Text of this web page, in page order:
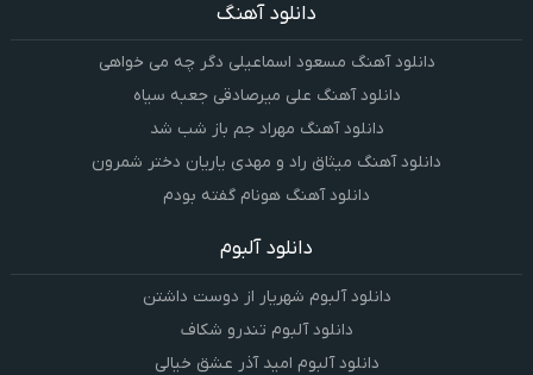
دانلود آهنگ
دانلود آهنگ مسعود اسماعیلی دگر چه می خواهی
دانلود آهنگ علی میرصادقی جعبه سیاه
دانلود آهنگ مهراد جم باز شب شد
دانلود آهنگ میثاق راد و مهدی یاریان دختر شمرون
دانلود آهنگ هونام گفته بودم
دانلود آلبوم
دانلود آلبوم شهریار از دوست داشتن
دانلود آلبوم تندرو شکاف
دانلود آلبوم امید آذر عشق خیالی